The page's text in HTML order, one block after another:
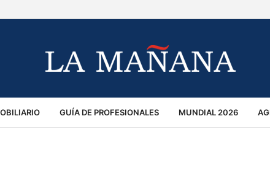
GUÍA DE PROFESIONALES MUNDIAL 2026